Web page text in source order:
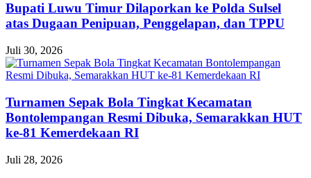
Bupati Luwu Timur Dilaporkan ke Polda Sulsel
atas Dugaan Penipuan, Penggelapan, dan TPPU
Juli 30, 2026
Turnamen Sepak Bola Tingkat Kecamatan
Bontolempangan Resmi Dibuka, Semarakkan HUT
ke-81 Kemerdekaan RI
Juli 28, 2026